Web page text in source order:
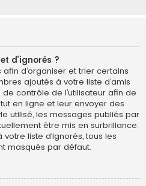
d’ignorés ?
d’organiser et trier certains
ajoutés à votre liste d’amis
contrôle de l’utilisateur afin de
en ligne et leur envoyer des
utilisé, les messages publiés par
être mis en surbrillance.
liste d’ignorés, tous les
masqués par défaut.